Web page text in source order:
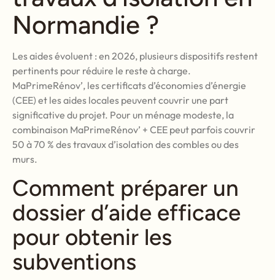
Normandie ?
Les aides évoluent : en 2026, plusieurs dispositifs restent
pertinents pour réduire le reste à charge.
MaPrimeRénov’, les certificats d’économies d’énergie
(CEE) et les aides locales peuvent couvrir une part
significative du projet. Pour un ménage modeste, la
combinaison MaPrimeRénov’ + CEE peut parfois couvrir
50 à 70 % des travaux d’isolation des combles ou des
murs.
Comment préparer un
dossier d’aide efficace
pour obtenir les
subventions